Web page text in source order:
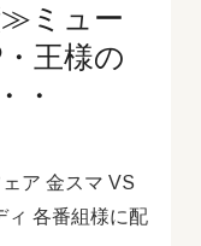
ミュー
王様の
・
ア 金スマ VS
ィ 各番組様に配